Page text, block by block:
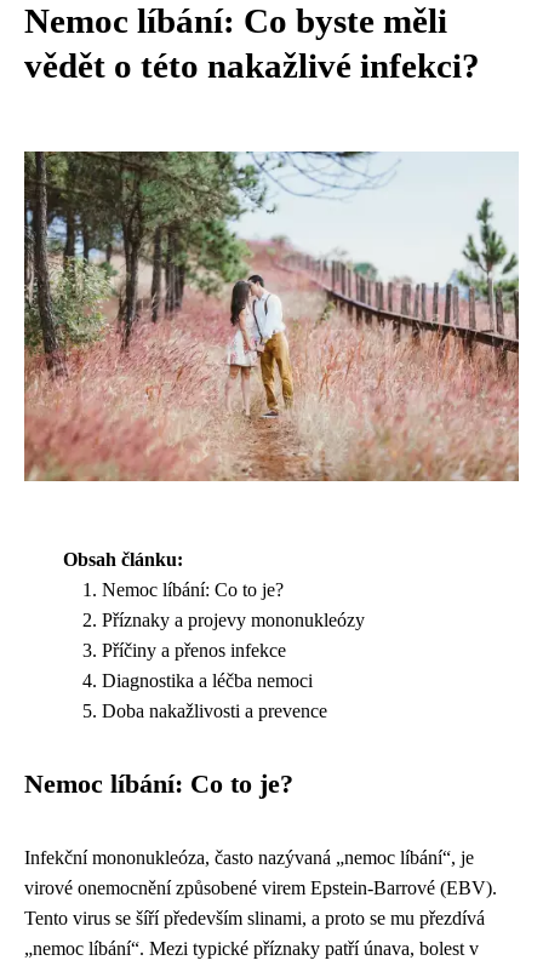
Nemoc líbání: Co byste měli
vědět o této nakažlivé infekci?
Obsah článku:
Nemoc líbání: Co to je?
Příznaky a projevy mononukleózy
Příčiny a přenos infekce
Diagnostika a léčba nemoci
Doba nakažlivosti a prevence
Nemoc líbání: Co to je?
Infekční mononukleóza, často nazývaná „nemoc líbání“, je
virové onemocnění způsobené virem Epstein-Barrové (EBV).
Tento virus se šíří především slinami, a proto se mu přezdívá
„nemoc líbání“. Mezi typické příznaky patří únava, bolest v